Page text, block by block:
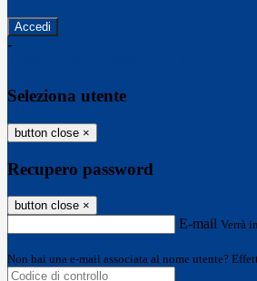
-
Seleziona utente
button close ×
Recupero password
button close ×
E-mail Verrà
Non hai una e-mail associata al nome utente?